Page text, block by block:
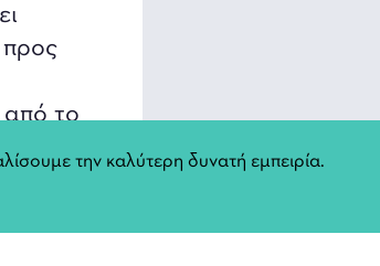
προς
από το
την καλύτερη δυνατή εμπειρία.